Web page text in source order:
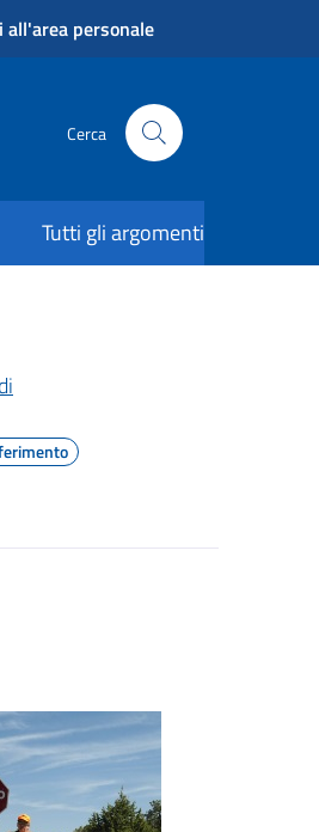
all'area personale
Cerca
Tutti gli argomenti